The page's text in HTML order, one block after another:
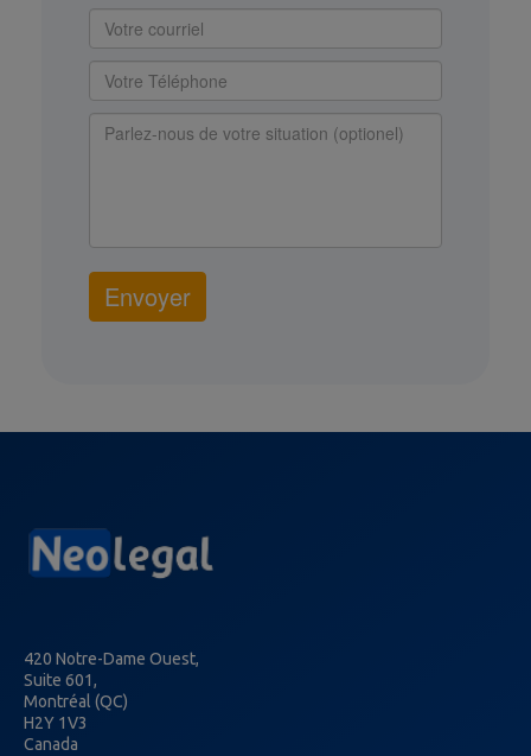
Envoyer
420 Notre-Dame Ouest,
Suite 601,
Montréal (QC)
H2Y 1V3
Canada